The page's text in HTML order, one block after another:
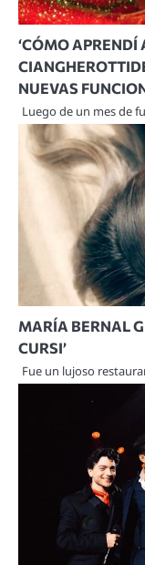
‘CÓMO APRENDÍ
NUEVAS
Luego de un mes de
MARÍA BERNAL
CURSI’
Fue un lujoso